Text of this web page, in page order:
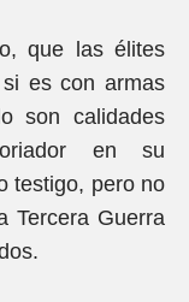
que las élites
es con armas
son calidades
en su
testigo, pero no
Tercera Guerra